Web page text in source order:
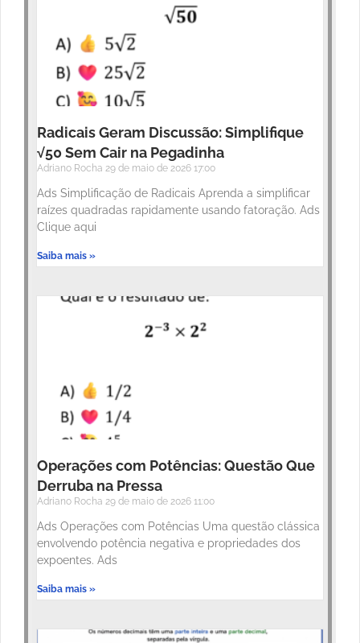
Radicais Geram Discussão: Simplifique
√50 Sem Cair na Pegadinha
Adriano Rocha 29 de maio de 2026 17:00
Ads Simplificação de Radicais Aprenda a simplificar
raízes quadradas rapidamente usando fatoração. Ads
Clique aqui
Saiba mais »
Operações com Potências: Questão Que
Derruba na Pressa
Adriano Rocha 29 de maio de 2026 11:00
Ads Operações com Potências Uma questão clássica
envolvendo potência negativa e propriedades dos
expoentes. Ads
Saiba mais »